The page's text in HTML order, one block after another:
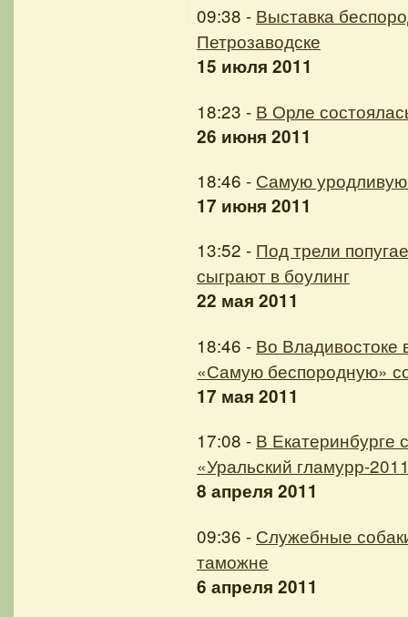
09:38 - Выставка
Петрозаводске
15 июля 2011
18:23 - В Орле
26 июня 2011
18:46 - Самую
17 июня 2011
13:52 - Под трели
сыграют в боулинг
22 мая 2011
18:46 - Во
«Самую беспородную»
17 мая 2011
17:08 - В Екатеринбурге
«Уральский гламурр-
8 апреля 2011
09:36 - Служебные
таможне
6 апреля 2011